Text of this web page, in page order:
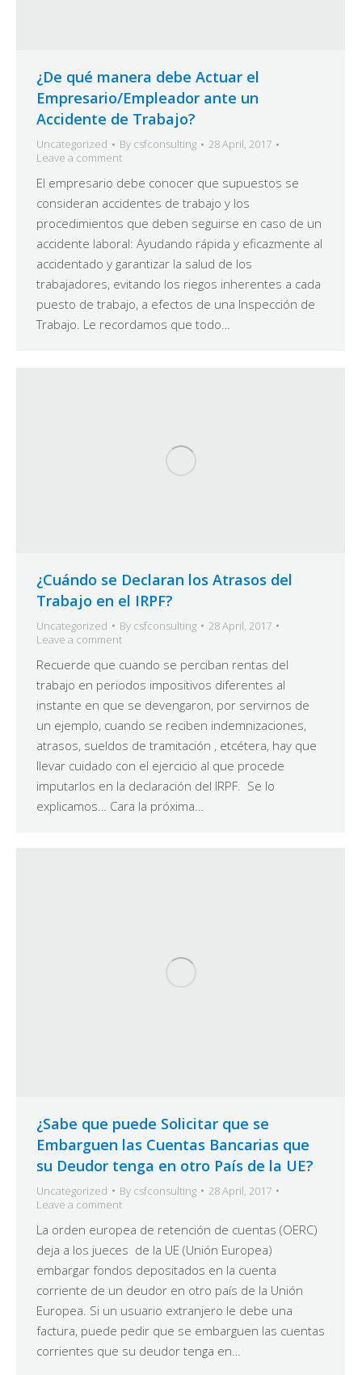
¿De qué manera debe Actuar el
Empresario/Empleador ante un
Accidente de Trabajo?
Uncategorized By csfconsulting
28 April, 2017
Leave a comment
El empresario debe conocer que supuestos se
consideran accidentes de trabajo y los
procedimientos que deben seguirse en caso de un
accidente laboral: Ayudando rápida y eficazmente al
accidentado y garantizar la salud de los
trabajadores, evitando los riegos inherentes a cada
puesto de trabajo, a efectos de una Inspección de
Trabajo. Le recordamos que todo…
¿Cuándo se Declaran los Atrasos del
Trabajo en el IRPF?
Uncategorized By csfconsulting
28 April, 2017
Leave a comment
Recuerde que cuando se perciban rentas del
trabajo en periodos impositivos diferentes al
instante en que se devengaron, por servirnos de
un ejemplo, cuando se reciben indemnizaciones,
atrasos, sueldos de tramitación , etcétera, hay que
llevar cuidado con el ejercicio al que procede
imputarlos en la declaración del IRPF. Se lo
explicamos… Cara la próxima…
¿Sabe que puede Solicitar que se
Embarguen las Cuentas Bancarias que
su Deudor tenga en otro País de la UE?
Uncategorized By csfconsulting
28 April, 2017
Leave a comment
La orden europea de retención de cuentas (OERC)
deja a los jueces de la UE (Unión Europea)
embargar fondos depositados en la cuenta
corriente de un deudor en otro país de la Unión
Europea. Si un usuario extranjero le debe una
factura, puede pedir que se embarguen las cuentas
corrientes que su deudor tenga en…